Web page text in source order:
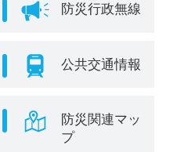
防災行政無線
公共交通情報
防災関連マッ
プ